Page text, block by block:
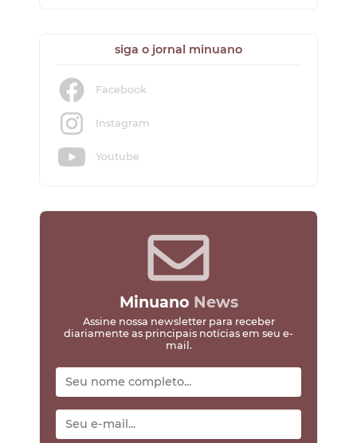
siga o jornal minuano
Facebook
Instagram
Youtube
Minuano News
Assine nossa newsletter para receber
diariamente as principais notícias em seu e-
mail.